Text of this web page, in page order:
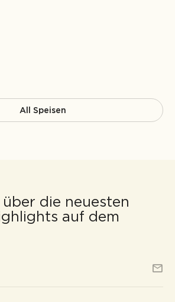
All Speisen
über die neuesten
auf dem